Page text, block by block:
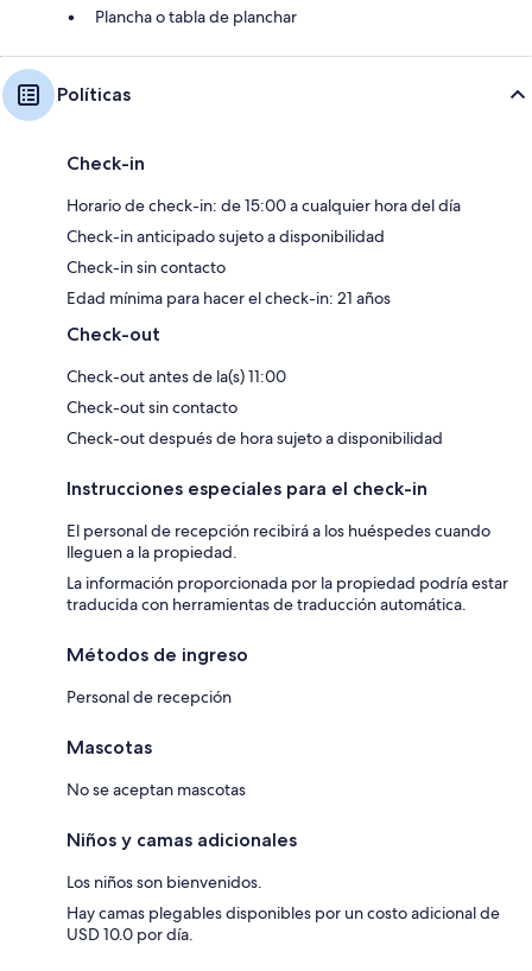
Plancha o tabla de planchar
Políticas
Check-in
Horario de check-in: de 15:00 a cualquier hora del día
Check-in anticipado sujeto a disponibilidad
Check-in sin contacto
Edad mínima para hacer el check-in: 21 años
Check-out
Check-out antes de la(s) 11:00
Check-out sin contacto
Check-out después de hora sujeto a disponibilidad
Instrucciones especiales para el check-in
El personal de recepción recibirá a los huéspedes cuando
lleguen a la propiedad.
La información proporcionada por la propiedad podría estar
traducida con herramientas de traducción automática.
Métodos de ingreso
Personal de recepción
Mascotas
No se aceptan mascotas
Niños y camas adicionales
Los niños son bienvenidos.
Hay camas plegables disponibles por un costo adicional de
USD 10.0 por día.